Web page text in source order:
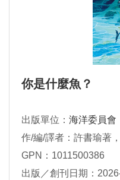
你是什麼魚？
出版單位： 海洋委員會
作/編/譯者：許書瑜著
GPN：1011500386
出版／創刊日期：